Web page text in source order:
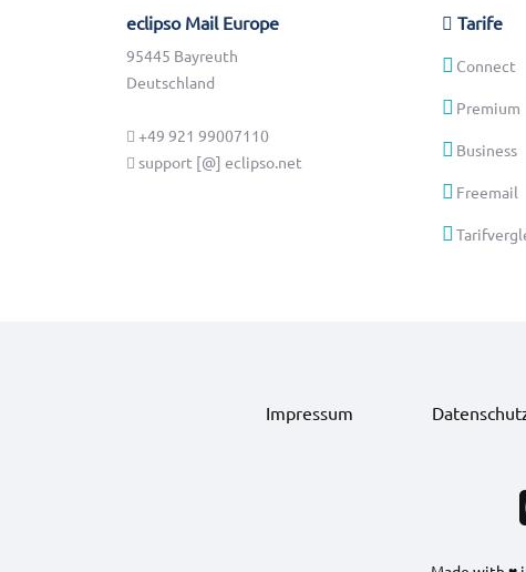
eclipso Mail Europe
95445 Bayreuth
Deutschland
+49 921 99007110
support [@] eclipso.net
Tarife
Connect
Premium
Business
Freemail
Impressum